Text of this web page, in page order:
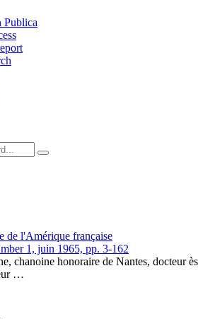
Publica
de l'Amérique française
1, juin 1965, pp. 3-162
chanoine honoraire de Nantes, docteur ès
…